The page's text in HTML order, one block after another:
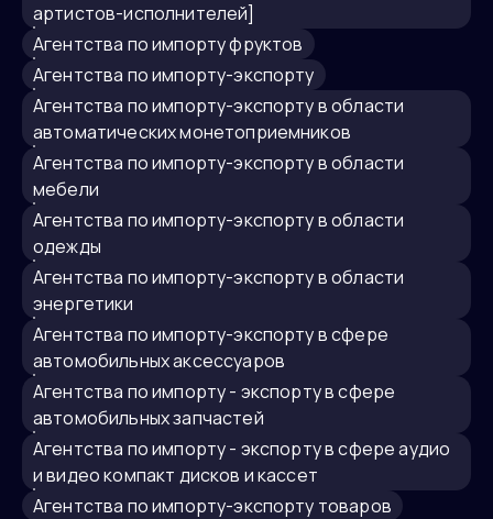
артистов-исполнителей]
агентства по импорту фруктов
агентства по импорту-экспорту
агентства по импорту-экспорту в области
автоматических монетоприемников
агентства по импорту-экспорту в области
мебели
агентства по импорту-экспорту в области
одежды
агентства по импорту-экспорту в области
энергетики
агентства по импорту-экспорту в сфере
автомобильных аксессуаров
агентства по импорту - экспорту в сфере
автомобильных запчастей
агентства по импорту - экспорту в сфере аудио
и видео компакт дисков и кассет
агентства по импорту-экспорту товаров